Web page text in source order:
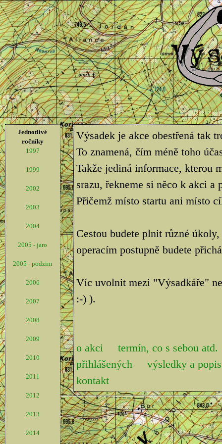
Jednotlivé
ročníky
1997
1999
2002
2003
2004
2005 - jaro
2005 - podzim
2006
2007
2008
2009
2010
2011
2012
2013
2014
Výsadek je akce obestřená tak
To znamená, čím méně toho
Takže jediná informace, kterou
srazu, řekneme si něco k akci a
Přičemž místo startu ani místo
Cestou budete plnit různé
operacím postupně budete
Víc uvolnit mezi "Výsadkáře"
:-) ).
o akci
termín, co s sebou atd.
přihlášených
výsledky a
kontakt